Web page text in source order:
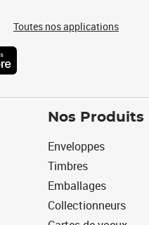
Toutes nos applications
Nos Produits
Enveloppes
Timbres
Emballages
Collectionneurs